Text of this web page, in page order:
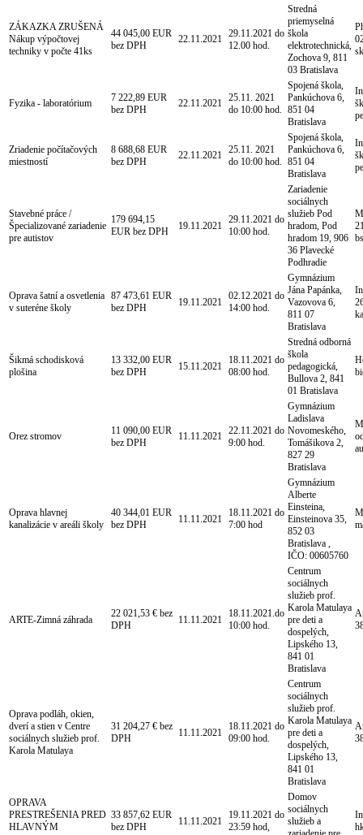
ZÁKAZKA ZRUŠENÁ
Nákup výpočtovej
techniky v počte 41ks
44 045,00 EUR
bez DPH
22.11.2021 29.11.2021 do
12.00 hod.
Stredná
priemyselná
škola
elektrotechnická,
Zochova 9, 811
03 Bratislava
Fyzika - laboratórium
7 222,89 EUR
bez DPH
22.11.2021 25.11. 2021
do 10:00 hod.
Spojená škola,
Pankúchova 6,
851 04
Bratislava
Zriadenie počítačových
miestností
8 688,68 EUR
bez DPH
22.11.2021 25.11. 2021
do 10:00 hod.
Spojená škola,
Pankúchova 6,
851 04
Bratislava
Stavebné práce /
Špecializované zariadenie
pre autistov
179 694,15
EUR bez DPH
19.11.2021
29.11.2021 do
10:00 hod.
Zariadenie
sociálnych
služieb Pod
hradom, Pod
hradom 19, 906
36 Plavecké
Podhradie
Oprava šatní a osvetlenia
v suteréne školy
87 473,61 EUR
bez DPH
19.11.2021
02.12.2021 do
14:00 hod.
Gymnázium
Jána Papánka,
Vazovova 6,
811 07
Bratislava
Šikmá schodisková
plošina
13 332,00 EUR
bez DPH
15.11.2021
18.11.2021 do
08:00 hod.
Stredná odborná
škola
pedagogická,
Bullova 2, 841
01 Bratislava
Orez stromov
11 090,00 EUR
bez DPH
11.11.2021 22.11.2021 do
9:00 hod.
Gymnázium
Ladislava
Novomeského,
Tomášikova 2,
827 29
Bratislava
Oprava hlavnej
kanalizácie v areáli školy
40 344,01 EUR
bez DPH
11.11.2021
18.11.2021 do
7:00 hod
Gymnázium
Alberte
Einsteina,
Einsteinova 35,
852 03
Bratislava ,
IČO: 00605760
ARTE-Zimná záhrada
22 021,53 € bez
DPH
11.11.2021
18.11.2021.do
10:00 hod.
Centrum
sociálnych
služieb prof.
Karola Matulaya
pre deti a
dospelých,
Lipského 13,
841 01
Bratislava
Oprava podláh, okien,
dverí a stien v Centre
sociálnych služieb prof.
Karola Matulaya
31 204,27 € bez
DPH
11.11.2021
18.11.2021 do
09:00 hod.
Centrum
sociálnych
služieb prof.
Karola Matulaya
pre deti a
dospelých,
Lipského 13,
841 01
Bratislava
OPRAVA
PRESTREŠENIA PRED
HLAVNÝM
33 857,62 EUR
bez DPH
11.11.2021
19.11.2021 do
23:59 hod,
Domov
sociálnych
služieb a